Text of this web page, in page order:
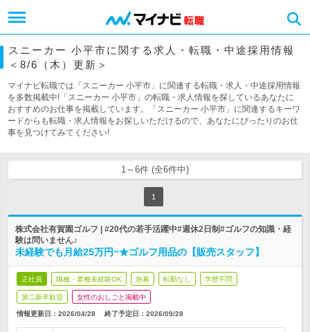
スニーカー 小平市に関する求人・転職・中途採用情報
＜8/6（木）更新＞
マイナビ転職では「スニーカー 小平市」に関連する転職・求人・中途採用情報
を多数掲載中!「スニーカー 小平市」の転職・求人情報を探しているあなたに
おすすめのお仕事を掲載しています。「スニーカー 小平市」に関連するキーワ
ードからも転職・求人情報をお探しいただけるので、あなたにぴったりのお仕
事を見つけてみてください!
1～6件 (全6件中)
1
株式会社有賀園ゴルフ | #20代の若手活躍中#週休2日制#ゴルフの知識・経
験は問いません♪
未経験でも月給25万円~★ゴルフ用品の【販売スタッフ】
正社員 職種・業種未経験OK 急募 転勤なし 学歴不問
第二新卒歓迎 女性のおしごと掲載中
情報更新日：2026/04/28 終了予定日： 2026/09/28